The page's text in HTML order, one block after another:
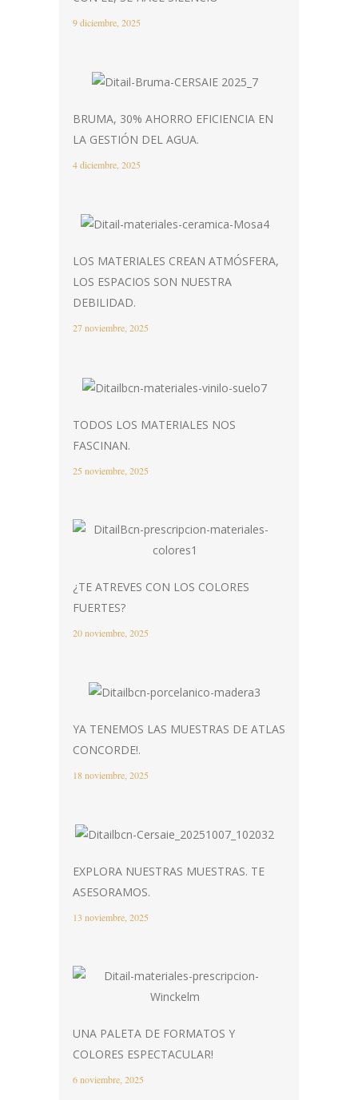
9 diciembre, 2025
BRUMA, 30% AHORRO EFICIENCIA EN
LA GESTIÓN DEL AGUA.
4 diciembre, 2025
LOS MATERIALES CREAN ATMÓSFERA,
LOS ESPACIOS SON NUESTRA
DEBILIDAD.
27 noviembre, 2025
TODOS LOS MATERIALES NOS
FASCINAN.
25 noviembre, 2025
¿TE ATREVES CON LOS COLORES
FUERTES?
20 noviembre, 2025
YA TENEMOS LAS MUESTRAS DE ATLAS
CONCORDE!.
18 noviembre, 2025
EXPLORA NUESTRAS MUESTRAS. TE
ASESORAMOS.
13 noviembre, 2025
UNA PALETA DE FORMATOS Y
COLORES ESPECTACULAR!
6 noviembre, 2025